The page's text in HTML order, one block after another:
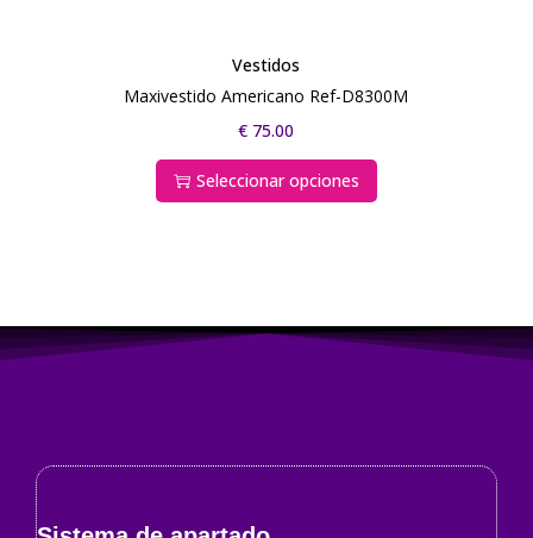
Vestidos
Maxivestido Americano Ref-D8300M
€ 75.00
Seleccionar opciones